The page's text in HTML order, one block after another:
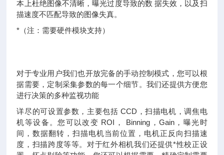
本上杜绝图像不清晰，曝光过度导致的数 据失效，以及扫
描速度不匹配导致的图像失真。
*（注：需要硬件模块支持）
对于专业用户我们也开放完备的手动控制模式，您可以根
据需要，定制采集参数的每一个细节。我们还提供方便您
进行决策的多种监视功能
详尽的可设置参数，主要包括 CCD，扫描电机，调焦电
机等设备。您可以改变 ROI， Binning，Gain，曝光时
间，数据翻转，扫描电机当前位置，电机正反向扫描速
度，扫描跨度等等。对于红外相机我们还提供*性校正设